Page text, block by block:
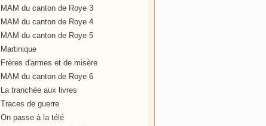
MAM du canton de Roye 3
MAM du canton de Roye 4
MAM du canton de Roye 5
Martinique
Frères d'armes et de misère
MAM du canton de Roye 6
La tranchée aux livres
Traces de guerre
On passe à la télé